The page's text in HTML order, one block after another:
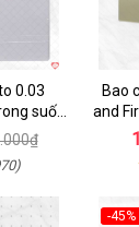
0.03
suốt
Bao
and
-45%